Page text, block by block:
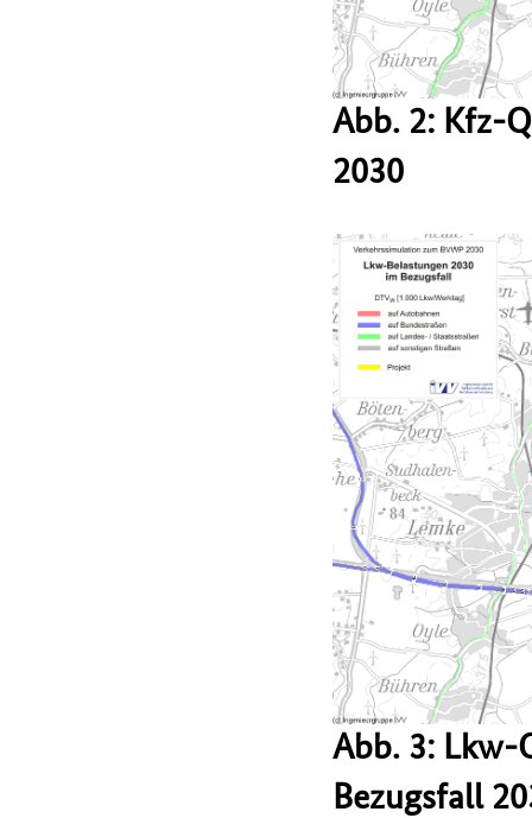
Abb. 2: Kfz-
2030
Abb. 3: Lkw-
Bezugsfall